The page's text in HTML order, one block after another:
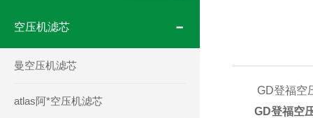
空压机滤芯
曼空压机滤芯
atlas阿*空压机滤芯
GD登福空压
GD登福空